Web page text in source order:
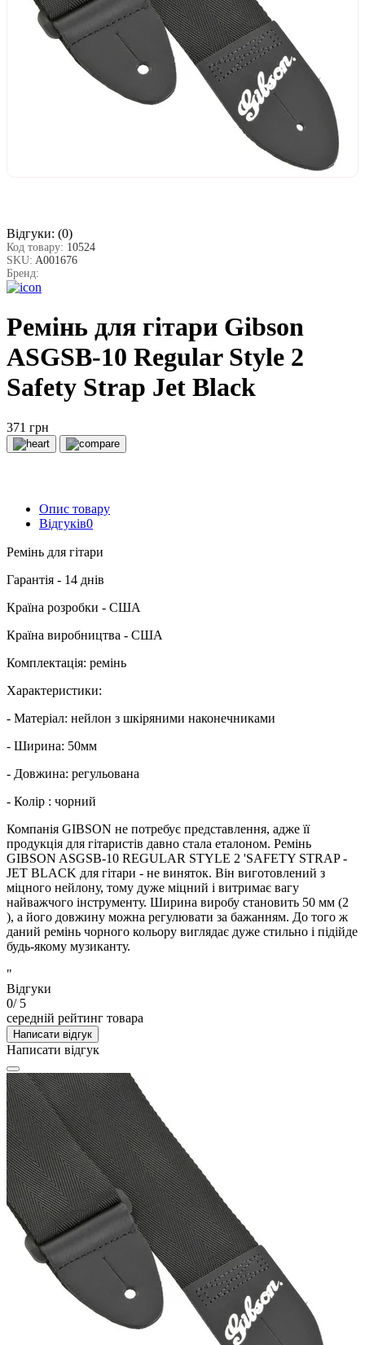
Відгуки: (0)
Код товару: 10524
SKU: A001676
Бренд:
Ремінь для гітари Gibson
ASGSB-10 Regular Style 2
Safety Strap Jet Black
371 грн
Опис товару
Відгуків0
Ремінь для гітари
Гарантія - 14 днів
Країна розробки - США
Країна виробництва - США
Комплектація: ремінь
Характеристики:
- Матеріал: нейлон з шкіряними наконечниками
- Ширина: 50мм
- Довжина: регульована
- Колір : чорний
Компанія GIBSON не потребує представлення, адже її
продукція для гітаристів давно стала еталоном. Ремінь
GIBSON ASGSB-10 REGULAR STYLE 2 'SAFETY STRAP -
JET BLACK для гітари - не виняток. Він виготовлений з
міцного нейлону, тому дуже міцний і витримає вагу
найважчого інструменту. Ширина виробу становить 50 мм (2
), а його довжину можна регулювати за бажанням. До того ж
даний ремінь чорного кольору виглядає дуже стильно і підійде
будь-якому музиканту.
"
Відгуки
0/ 5
середній рейтинг товара
Написати відгук
Написати відгук